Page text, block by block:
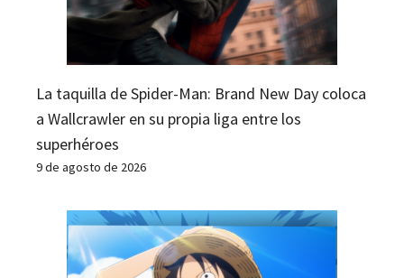
La taquilla de Spider-Man: Brand New Day coloca
a Wallcrawler en su propia liga entre los
superhéroes
9 de agosto de 2026